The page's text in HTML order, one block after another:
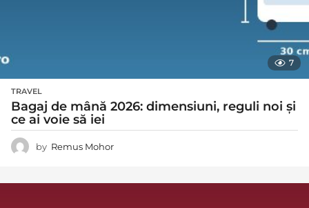
7
TRAVEL
Bagaj de mână 2026: dimensiuni, reguli noi și
ce ai voie să iei
by Remus Mohor